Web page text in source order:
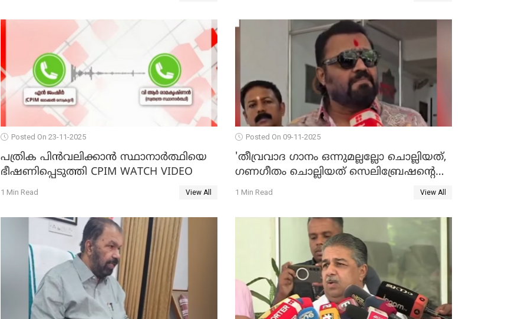
Posted On 23-11-2025
പത്രിക പിന്‍വലിക്കാന്‍ സ്ഥാനാര്‍ത്ഥിയെ
ഭീഷണിപ്പെടുത്തി CPIM WATCH VIDEO
1 Min Read View All
Posted On 09-11-2025
'തീവ്രവാദ ഗാനം ഒന്നുമല്ലല്ലോ ചൊല്ലിയത്,
ഗണഗീതം ചൊല്ലിയത് സെലിബ്രേഷന്റെ
ഭാഗം'; സുരേഷ് ഗോപി WATCH VIDEO
1 Min Read View All